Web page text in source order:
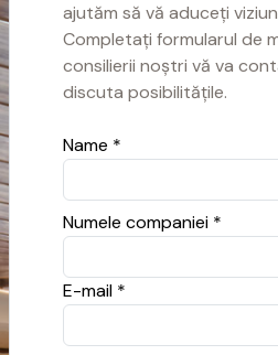
ajutăm să vă aduceți
Completați formularul de
consilierii noștri vă va
discuta posibilitățile.
Name *
Numele companiei *
E-mail *